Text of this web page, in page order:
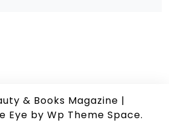
& Books Magazine |
Eye by Wp Theme Space.